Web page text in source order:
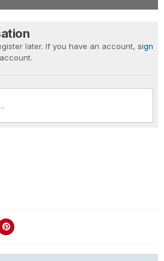
later. If you have an account, sign